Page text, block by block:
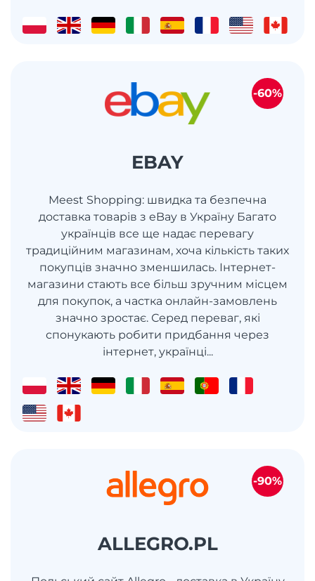
EBAY
Meest Shopping: швидка та безпечна
доставка товарів з eBay в Україну Багато
українців все ще надає перевагу
традиційним магазинам, хоча кількість таких
покупців значно зменшилась. Інтернет-
магазини стають все більш зручним місцем
для покупок, а частка онлайн-замовлень
значно зростає. Серед переваг, які
спонукають робити придбання через
інтернет, українці...
-60%
ALLEGRO.PL
-90%